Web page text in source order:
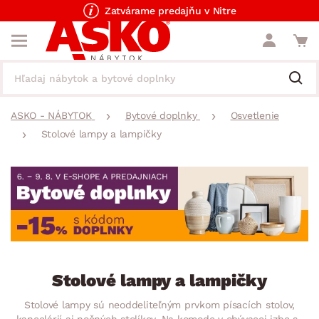
Zatvárame predajňu v Nitre
ASKO - NÁBYTOK Bytové doplnky
Osvetlenie
Stolové lampy a lampičky
Stolové lampy a lampičky
Stolové lampy sú neoddeliteľným prvkom písacích stolov,